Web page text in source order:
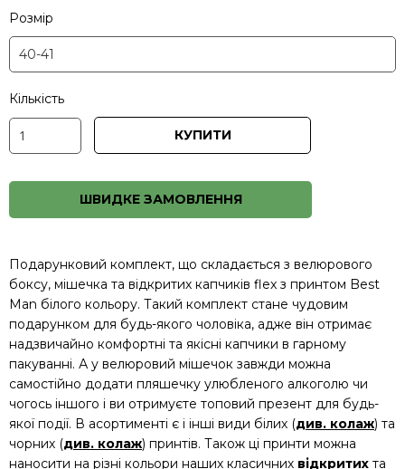
Розмір
Кількість
КУПИТИ
ШВИДКЕ ЗАМОВЛЕННЯ
Подарунковий комплект, що складається з велюрового
боксу, мішечка та відкритих капчиків flex з принтом Best
Man білого кольору. Такий комплект стане чудовим
подарунком для будь-якого чоловіка, адже він отримає
надзвичайно комфортні та якісні капчики в гарному
пакуванні. А у велюровий мішечок завжди можна
самостійно додати пляшечку улюбленого алкоголю чи
чогось іншого і ви отримуєте топовий презент для будь-
якої події. В асортименті є і інші види білих (див. колаж) та
чорних (див. колаж) принтів. Також ці принти можна
наносити на різні кольори наших класичних відкритих та